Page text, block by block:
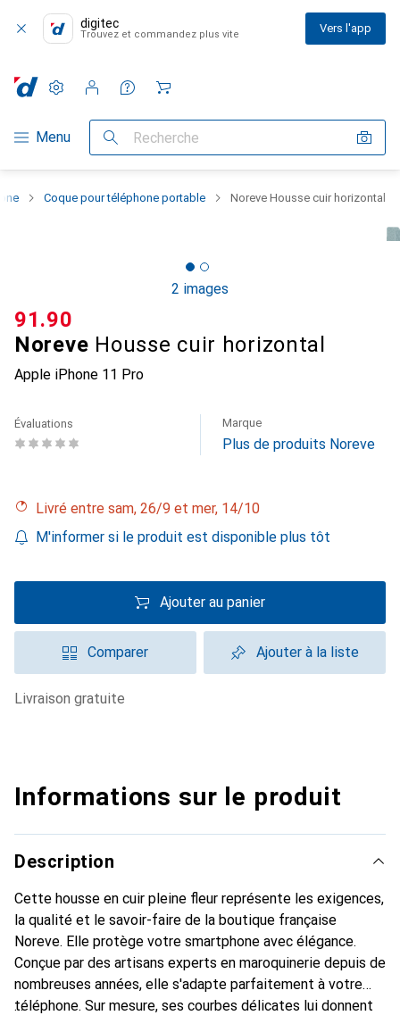
digitec
Trouvez et commandez plus vite Vers l'app
Navigation par catégorie
Menu Recherche
Paramètres
Compte client
Listes de comparaison
Listes d'envies
Panier
Coque pour téléphone portable Noreve Housse cuir horizontal
2 images
Noreve Housse cuir horizontal
Apple iPhone 11 Pro
CHF
91.90
Évaluations Marque
Plus de produits Noreve
Livré entre sam, 26/9 et mer, 14/10
M'informer si le produit est disponible plus tôt
Ajouter au panier
Comparer Ajouter à la liste
livraison gratuite
Informations sur le produit
Description
Cette housse en cuir pleine fleur représente les exigences,
la qualité et le savoir-faire de la boutique française
Noreve. Elle protège votre smartphone avec élégance.
Conçue par des artisans experts en maroquinerie depuis de
nombreuses années, elle s'adapte parfaitement à votre
téléphone. Sur mesure, ses courbes délicates lui donnent